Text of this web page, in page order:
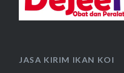
JASA KIRIM IKAN KOI